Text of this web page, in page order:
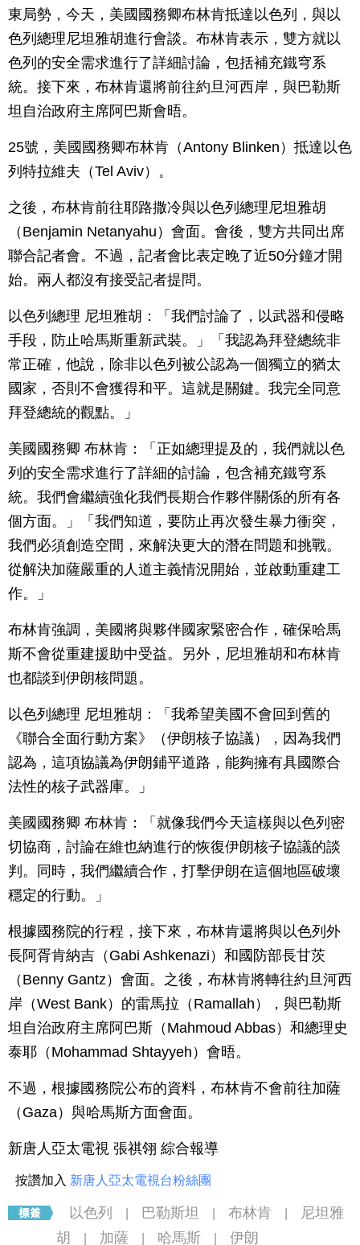
東局勢，今天，美國國務卿布林肯抵達以色列，與以
色列總理尼坦雅胡進行會談。布林肯表示，雙方就以
色列的安全需求進行了詳細討論，包括補充鐵穹系
統。接下來，布林肯還將前往約旦河西岸，與巴勒斯
坦自治政府主席阿巴斯會晤。
25號，美國國務卿布林肯（Antony Blinken）抵達以色
列特拉維夫（Tel Aviv）。
之後，布林肯前往耶路撒冷與以色列總理尼坦雅胡
（Benjamin Netanyahu）會面。會後，雙方共同出席
聯合記者會。不過，記者會比表定晚了近50分鐘才開
始。兩人都沒有接受記者提問。
以色列總理 尼坦雅胡：「我們討論了，以武器和侵略
手段，防止哈馬斯重新武裝。」「我認為拜登總統非
常正確，他說，除非以色列被公認為一個獨立的猶太
國家，否則不會獲得和平。這就是關鍵。我完全同意
拜登總統的觀點。」
美國國務卿 布林肯：「正如總理提及的，我們就以色
列的安全需求進行了詳細的討論，包含補充鐵穹系
統。我們會繼續強化我們長期合作夥伴關係的所有各
個方面。」「我們知道，要防止再次發生暴力衝突，
我們必須創造空間，來解決更大的潛在問題和挑戰。
從解決加薩嚴重的人道主義情況開始，並啟動重建工
作。」
布林肯強調，美國將與夥伴國家緊密合作，確保哈馬
斯不會從重建援助中受益。另外，尼坦雅胡和布林肯
也都談到伊朗核問題。
以色列總理 尼坦雅胡：「我希望美國不會回到舊的
《聯合全面行動方案》（伊朗核子協議），因為我們
認為，這項協議為伊朗鋪平道路，能夠擁有具國際合
法性的核子武器庫。」
美國國務卿 布林肯：「就像我們今天這樣與以色列密
切協商，討論在維也納進行的恢復伊朗核子協議的談
判。同時，我們繼續合作，打擊伊朗在這個地區破壞
穩定的行動。」
根據國務院的行程，接下來，布林肯還將與以色列外
長阿胥肯納吉（Gabi Ashkenazi）和國防部長甘茨
（Benny Gantz）會面。之後，布林肯將轉往約旦河西
岸（West Bank）的雷馬拉（Ramallah），與巴勒斯
坦自治政府主席阿巴斯（Mahmoud Abbas）和總理史
泰耶（Mohammad Shtayyeh）會晤。
不過，根據國務院公布的資料，布林肯不會前往加薩
（Gaza）與哈馬斯方面會面。
新唐人亞太電視 張祺翎 綜合報導
按讚加入 新唐人亞太電視台粉絲團
以色列 巴勒斯坦 布林肯
尼坦雅
胡
加薩 哈馬斯 伊朗